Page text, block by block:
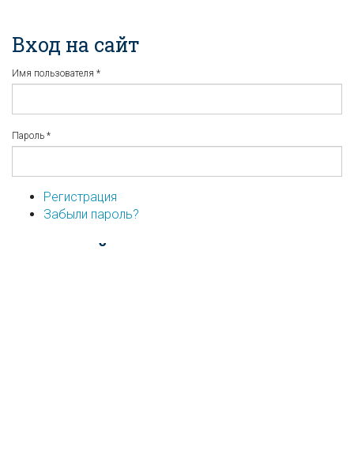
Вход на сайт
Имя пользователя *
Пароль *
Регистрация
Забыли пароль?
...или войдите используя